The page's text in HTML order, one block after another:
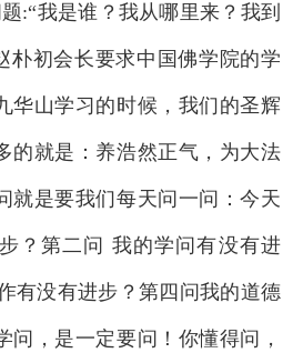
:“我是谁？我从哪里来？我到
朴初会长要求中国佛学院的学
华山学习的时候，我们的圣辉
的就是：养浩然正气，为大法
就是要我们每天问一问：今天
？第二问 我的学问有没有进
有没有进步？第四问我的道德
问，是一定要问！你懂得问，